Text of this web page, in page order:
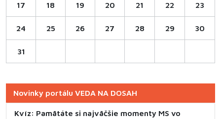
17 18 19 20 21 22 23
24 25 26 27 28 29 30
31
Novinky portálu VEDA NA DOSAH
Kvíz: Pamätáte si najväčšie momenty MS vo